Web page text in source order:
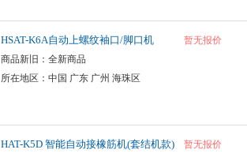
HSAT-K6A自动上螺纹袖口/脚口机
商品新旧：全新商品
所在地区：中国 广东 广州 海珠区
暂无报价
HAT-K5D 智能自动接橡筋机(套结机款) 暂无报价